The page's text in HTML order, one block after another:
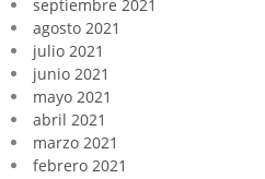
septiembre 2021
agosto 2021
julio 2021
junio 2021
mayo 2021
abril 2021
marzo 2021
febrero 2021